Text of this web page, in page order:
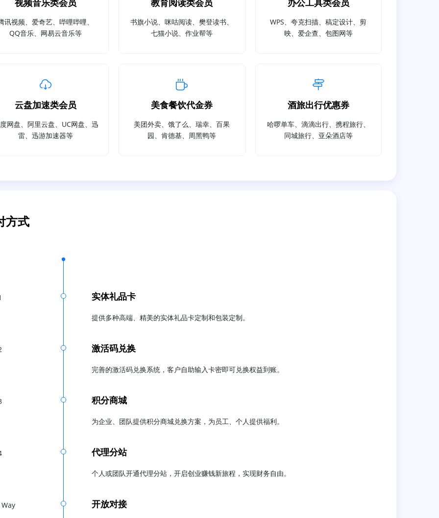
视频音乐类会员
讯视频、爱奇艺、哔哩哔哩、
QQ音乐、网易云音乐等
教育阅读类会员
书旗小说、咪咕阅读、樊登读书、
七猫小说、作业帮等
办公工具类会员
WPS、夸克扫描、稿定设计、剪
映、爱企查、包图网等
云盘加速类会员
网盘、阿里云盘、UC网盘、迅
雷、迅游加速器等
美食餐饮代金券
美团外卖、饿了么、瑞幸、百果
园、肯德基、周黑鸭等
酒旅出行优惠券
哈啰单车、滴滴出行、携程旅行、
同城旅行、亚朵酒店等
方式
实体礼品卡
提供多种高端、精美的实体礼品卡定制和包装定制。
激活码兑换
完善的激活码兑换系统，客户自助输入卡密即可兑换权益到账。
积分商城
为企业、团队提供积分商城兑换方案，为员工、个人提供福利。
代理分站
个人或团队开通代理分站，开启创业赚钱新旅程，实现财务自由。
开放对接